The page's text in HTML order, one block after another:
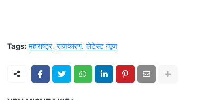
Tags: महाराष्ट्र राजकारण लेटेस्ट न्यूज